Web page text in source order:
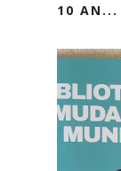
10 AN...